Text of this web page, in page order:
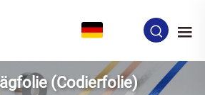
(Codierfolie)